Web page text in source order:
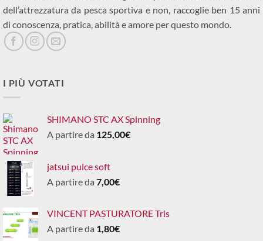
dell’attrezzatura da pesca sportiva e non, raccoglie ben 15 anni
di conoscenza, pratica, abilità e amore per questo mondo.
I PIÙ VOTATI
SHIMANO STC AX Spinning
A partire da 125,00€
jatsui pulce soft
A partire da 7,00€
VINCENT PASTURATORE Tris
A partire da 1,80€